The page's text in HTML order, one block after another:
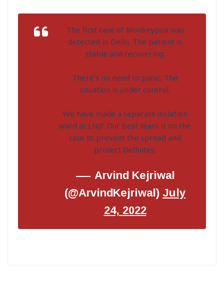
The first case of Monkeypox was
detected in Delhi. The patient is
stable and recovering.
There's no need to panic. The
situation is under control.
We have made a separate isolation
ward at LNJP. Our best team is on the
case to prevent the spread and
protect Delhiites.
— Arvind Kejriwal
(@ArvindKejriwal)July
24, 2022